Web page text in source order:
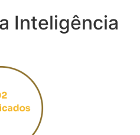
Inteligência